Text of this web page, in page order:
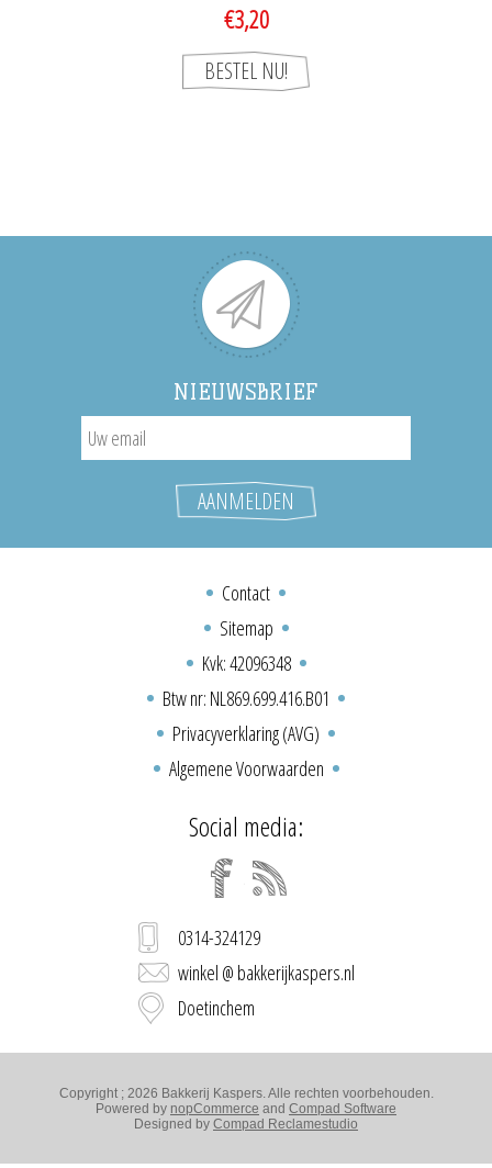
€3,20
NIEUWSBRIEF
Contact
Sitemap
Kvk: 42096348
Btw nr: NL869.699.416.B01
Privacyverklaring (AVG)
Algemene Voorwaarden
Social media:
0314-324129
winkel @ bakkerijkaspers.nl
Doetinchem
Copyright ; 2026 Bakkerij Kaspers. Alle rechten voorbehouden.
Powered by nopCommerce and Compad Software
Designed by Compad Reclamestudio